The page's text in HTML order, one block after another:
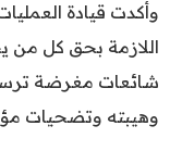
وأكدت قيادة
اللازمة بحق كل من
شائعات مغرضة
وهيبته وتضحيات